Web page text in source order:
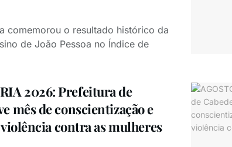
comemorou o resultado histórico da
de João Pessoa no Índice de
2026: Prefeitura de
mês de conscientização e
contra as mulheres